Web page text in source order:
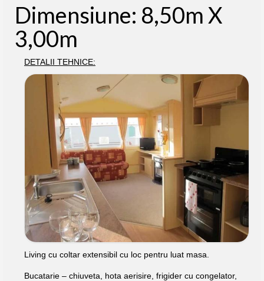
Dimensiune: 8,50m X
3,00m
DETALII TEHNICE:
Living cu coltar extensibil cu loc pentru luat masa.
Bucatarie – chiuveta, hota aerisire, frigider cu congelator,